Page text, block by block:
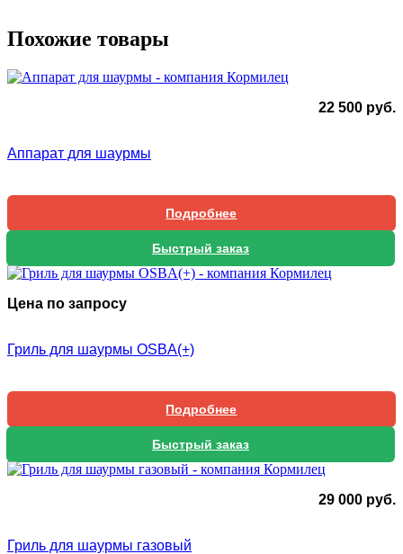
Похожие товары
22 500 руб.
Аппарат для шаурмы
Подробнее
Быстрый заказ
Цена по запросу
Гриль для шаурмы OSBA(+)
Подробнее
Быстрый заказ
29 000 руб.
Гриль для шаурмы газовый